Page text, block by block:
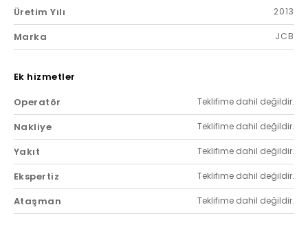
Üretim Yılı 2013
Marka JCB
Ek hizmetler
Operatör
Teklifime dahil değildir.
Nakliye Teklifime dahil değildir.
Yakıt Teklifime dahil değildir.
Ekspertiz Teklifime dahil değildir.
Ataşman Teklifime dahil değildir.